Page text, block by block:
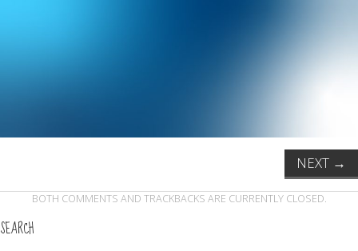
NEXT →
BOTH COMMENTS AND TRACKBACKS ARE CURRENTLY CLOSED.
SEARCH